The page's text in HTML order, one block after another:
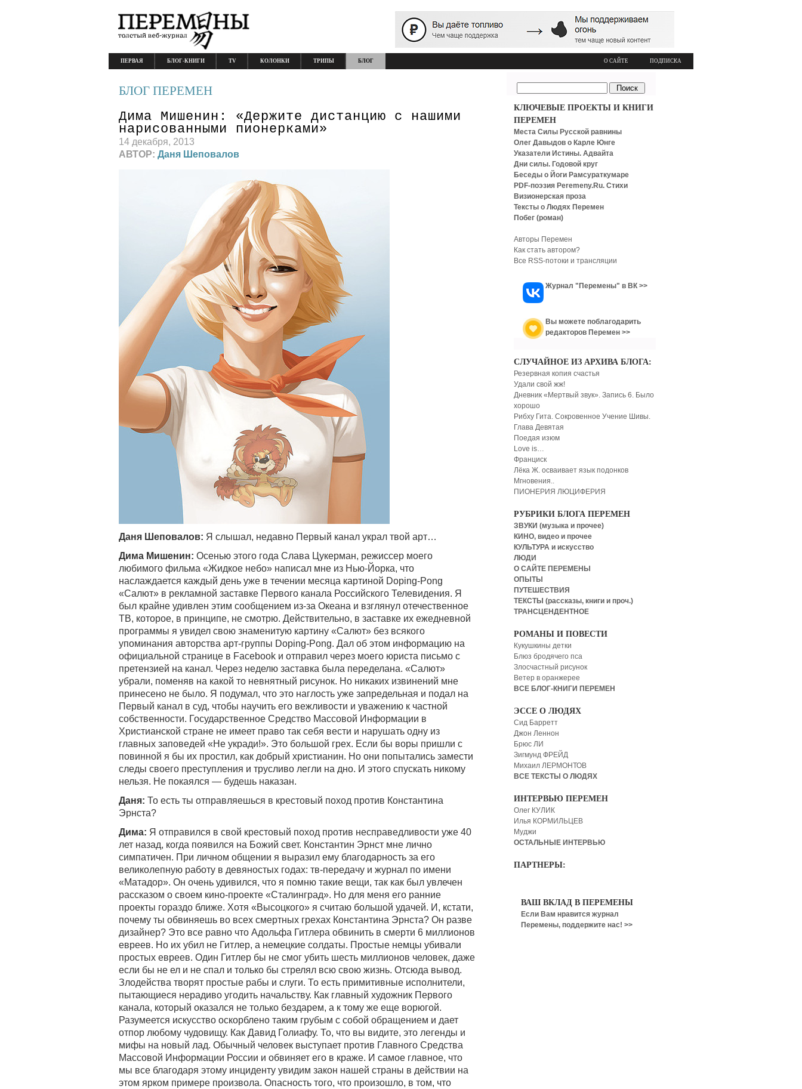
О САЙТЕ ПОДПИСКА
ПЕРВАЯ БЛОГ-КНИГИ TV КОЛОНКИ ТРИПЫ БЛОГ
БЛОГ ПЕРЕМЕН
Дима Мишенин: «Держите дистанцию с нашими
нарисованными пионерками»
14 декабря, 2013
АВТОР: Даня Шеповалов
Даня Шеповалов: Я слышал, недавно Первый канал украл твой арт…
Дима Мишенин: Осенью этого года Слава Цукерман, режиссер моего
любимого фильма «Жидкое небо» написал мне из Нью-Йорка, что
наслаждается каждый день уже в течении месяца картиной Doping-Pong
«Салют» в рекламной заставке Первого канала Российского Телевидения. Я
был крайне удивлен этим сообщением из-за Океана и взглянул отечественное
ТВ, которое, в принципе, не смотрю. Действительно, в заставке их ежедневной
программы я увидел свою знаменитую картину «Салют» без всякого
упоминания авторства арт-группы Doping-Pong. Дал об этом информацию на
официальной странице в Facebook и отправил через моего юриста письмо с
претензией на канал. Через неделю заставка была переделана. «Салют»
убрали, поменяв на какой то невнятный рисунок. Но никаких извинений мне
принесено не было. Я подумал, что это наглость уже запредельная и подал на
Первый канал в суд, чтобы научить его вежливости и уважению к частной
собственности. Государственное Средство Массовой Информации в
Христианской стране не имеет право так себя вести и нарушать одну из
главных заповедей «Не укради!». Это большой грех. Если бы воры пришли с
повинной я бы их простил, как добрый христианин. Но они попытались замести
следы своего преступления и трусливо легли на дно. И этого спускать никому
нельзя. Не покаялся — будешь наказан.
Даня: То есть ты отправляешься в крестовый поход против Константина
Эрнста?
Дима: Я отправился в свой крестовый поход против несправедливости уже 40
лет назад, когда появился на Божий свет. Константин Эрнст мне лично
симпатичен. При личном общении я выразил ему благодарность за его
великолепную работу в девяностых годах: тв-передачу и журнал по имени
«Матадор». Он очень удивился, что я помню такие вещи, так как был увлечен
рассказом о своем кино-проекте «Сталинград». Но для меня его ранние
проекты гораздо ближе. Хотя «Высоцкого» я считаю большой удачей. И, кстати,
почему ты обвиняешь во всех смертных грехах Константина Эрнста? Он разве
дизайнер? Это все равно что Адольфа Гитлера обвинить в смерти 6 миллионов
евреев. Но их убил не Гитлер, а немецкие солдаты. Простые немцы убивали
простых евреев. Один Гитлер бы не смог убить шесть миллионов человек, даже
если бы не ел и не спал и только бы стрелял всю свою жизнь. Отсюда вывод.
Злодейства творят простые рабы и слуги. То есть примитивные исполнители,
пытающиеся нерадиво угодить начальству. Как главный художник Первого
канала, который оказался не только бездарем, а к тому же еще ворюгой.
Разумеется искусство оскорблено таким грубым с собой обращением и дает
отпор любому чудовищу. Как Давид Голиафу. То, что вы видите, это легенды и
мифы на новый лад. Обычный человек выступает против Главного Средства
Массовой Информации России и обвиняет его в краже. И самое главное, что
мы все благодаря этому инциденту увидим закон нашей страны в действии на
этом ярком примере произвола. Опасность того, что произошло, в том, что
КЛЮЧЕВЫЕ ПРОЕКТЫ И КНИГИ
ПЕРЕМЕН
Места Силы Русской равнины
Олег Давыдов о Карле Юнге
Указатели Истины. Адвайта
Дни силы. Годовой круг
Беседы о Йоги Рамсураткумаре
PDF-поэзия Peremeny.Ru. Стихи
Визионерская проза
Тексты о Людях Перемен
Побег (роман)
Авторы Перемен
Как стать автором?
Все RSS-потоки и трансляции
Журнал "Перемены" в ВК >>
Вы можете поблагодарить
редакторов Перемен >>
СЛУЧАЙНОЕ ИЗ АРХИВА БЛОГА:
Резервная копия счастья
Удали свой жж!
Дневник «Мертвый звук». Запись 6. Было
хорошо
Рибху Гита. Сокровенное Учение Шивы.
Глава Девятая
Поедая изюм
Love is…
Франциск
Лёка Ж. осваивает язык подонков
Мгновения..
ПИОНЕРИЯ ЛЮЦИФЕРИЯ
РУБРИКИ БЛОГА ПЕРЕМЕН
ЗВУКИ (музыка и прочее)
КИНО, видео и прочее
КУЛЬТУРА и искусство
ЛЮДИ
О САЙТЕ ПЕРЕМЕНЫ
ОПЫТЫ
ПУТЕШЕСТВИЯ
ТЕКСТЫ (рассказы, книги и проч.)
ТРАНСЦЕНДЕНТНОЕ
РОМАНЫ И ПОВЕСТИ
Кукушкины детки
Блюз бродячего пса
Злосчастный рисунок
Ветер в оранжерее
ВСЕ БЛОГ-КНИГИ ПЕРЕМЕН
ЭССЕ О ЛЮДЯХ
Сид Барретт
Джон Леннон
Брюс ЛИ
Зигмунд ФРЕЙД
Михаил ЛЕРМОНТОВ
ВСЕ ТЕКСТЫ О ЛЮДЯХ
ИНТЕРВЬЮ ПЕРЕМЕН
Олег КУЛИК
Илья КОРМИЛЬЦЕВ
Муджи
ОСТАЛЬНЫЕ ИНТЕРВЬЮ
ПАРТНЕРЫ:
ВАШ ВКЛАД В ПЕРЕМЕНЫ
Если Вам нравится журнал
Перемены, поддержите нас! >>